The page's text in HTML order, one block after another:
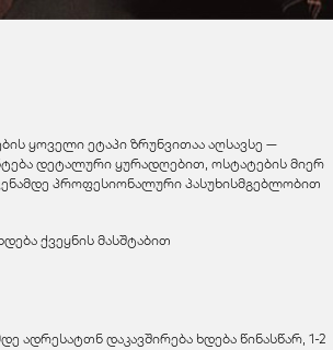
ყოველი ეტაპი ზრუნვითაა აღსავსე —
დეტალური ყურადღებით, ოსტატების მიერ
პროფესიონალური პასუხისმგებლობით
ქვეყნის მასშტაბით
ადრესატთნ დაკავშირება ხდება წინასწარ, 1-2